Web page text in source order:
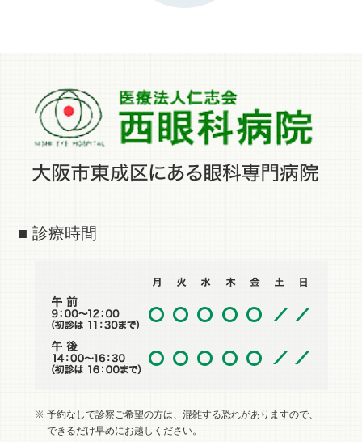
■ 診療時間
※ 予約なしで診察ご希望の方は、混雑する恐れがありますので、
できるだけ早めにお越しください。